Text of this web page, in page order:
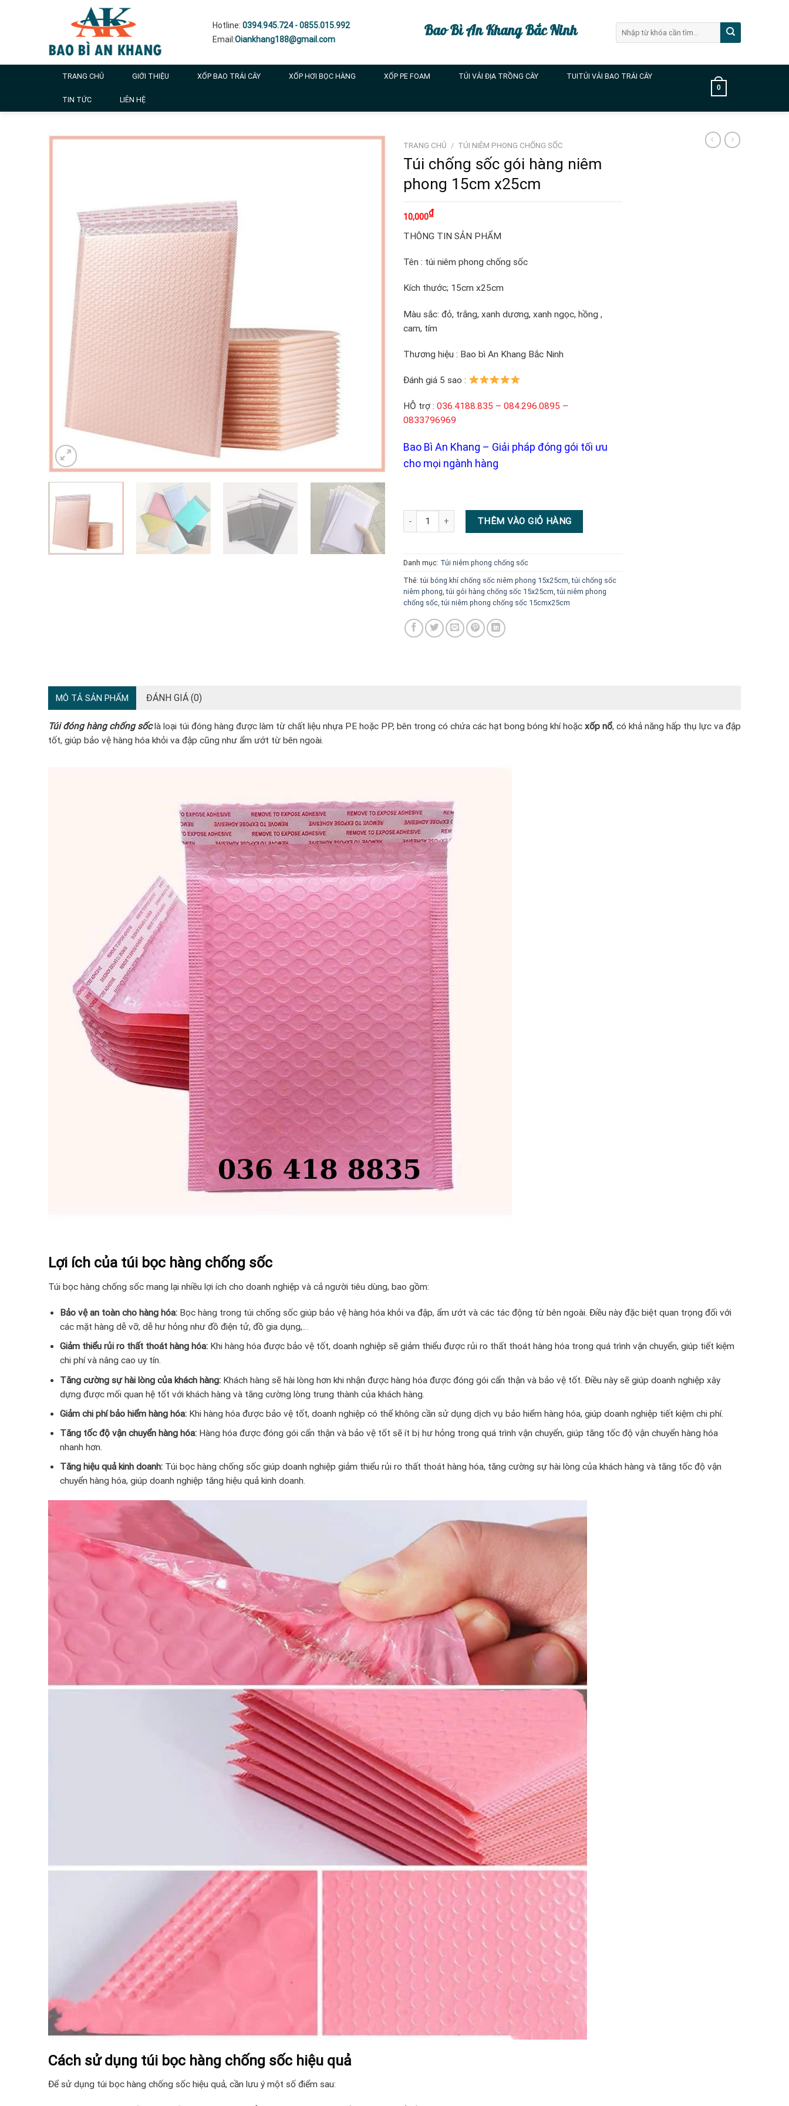
Hotline: 0394.945.724 - 0855.015.992
Email:Oiankhang188@gmail.com Bao Bì An Khang Bắc Ninh
kiếm:
TRANG CHỦ GIỚI THIỆU XỐP BAO TRÁI CÂY XỐP HƠI BỌC HÀNG XỐP PE FOAM TÚI VẢI ĐỊA TRỒNG CÂY TUITÚI VẢI BAO TRÁI CÂY
TIN TỨC LIÊN HỆ
0
TRANG CHỦ / TÚI NIÊM PHONG CHỐNG SỐC
Túi chống sốc gói hàng niêm
phong 15cm x25cm
10,000₫
THÔNG TIN SẢN PHẨM
Tên : túi niêm phong chống sốc
Kích thước; 15cm x25cm
Màu sắc: đỏ, trắng, xanh dương, xanh ngọc, hồng ,
cam, tím
Thương hiệu : Bao bì An Khang Bắc Ninh
Đánh giá 5 sao :
HỖ trợ : 036.4188.835 – 084.296.0895 –
0833796969
Bao Bì An Khang – Giải pháp đóng gói tối ưu
cho mọi ngành hàng
Túi chống sốc gói hàng niêm phong 15cm x25cm số lượng
THÊM VÀO GIỎ HÀNG
Danh mục: Túi niêm phong chống sốc
Thẻ:túi bóng khí chống sốc niêm phong 15x25cm,túi chống sốc
niêm phong,túi gói hàng chống sốc 15x25cm,túi niêm phong
chống sốc,túi niêm phong chống sốc 15cmx25cm
MÔ TẢ SẢN PHẨM ĐÁNH GIÁ (0)
Túi đóng hàng chống sốclà loại túi đóng hàng được làm từ chất liệu nhựa PE hoặc PP, bên trong có chứa các hạt bong bóng khí hoặc xốp nổ, có khả năng hấp thụ lực va đập
tốt, giúp bảo vệ hàng hóa khỏi va đập cũng như ẩm ướt từ bên ngoài.
Lợi ích của túi bọc hàng chống sốc
Túi bọc hàng chống sốc mang lại nhiều lợi ích cho doanh nghiệp và cả người tiêu dùng, bao gồm:
Bảo vệ an toàn cho hàng hóa: Bọc hàng trong túi chống sốc giúp bảo vệ hàng hóa khỏi va đập, ẩm ướt và các tác động từ bên ngoài. Điều này đặc biệt quan trọng đối với
các mặt hàng dễ vỡ, dễ hư hỏng như đồ điện tử, đồ gia dụng,…
Giảm thiểu rủi ro thất thoát hàng hóa: Khi hàng hóa được bảo vệ tốt, doanh nghiệp sẽ giảm thiểu được rủi ro thất thoát hàng hóa trong quá trình vận chuyển, giúp tiết kiệm
chi phí và nâng cao uy tín.
Tăng cường sự hài lòng của khách hàng: Khách hàng sẽ hài lòng hơn khi nhận được hàng hóa được đóng gói cẩn thận và bảo vệ tốt. Điều này sẽ giúp doanh nghiệp xây
dựng được mối quan hệ tốt với khách hàng và tăng cường lòng trung thành của khách hàng.
Giảm chi phí bảo hiểm hàng hóa: Khi hàng hóa được bảo vệ tốt, doanh nghiệp có thể không cần sử dụng dịch vụ bảo hiểm hàng hóa, giúp doanh nghiệp tiết kiệm chi phí.
Tăng tốc độ vận chuyển hàng hóa: Hàng hóa được đóng gói cẩn thận và bảo vệ tốt sẽ ít bị hư hỏng trong quá trình vận chuyển, giúp tăng tốc độ vận chuyển hàng hóa
nhanh hơn.
Tăng hiệu quả kinh doanh: Túi bọc hàng chống sốc giúp doanh nghiệp giảm thiểu rủi ro thất thoát hàng hóa, tăng cường sự hài lòng của khách hàng và tăng tốc độ vận
chuyển hàng hóa, giúp doanh nghiệp tăng hiệu quả kinh doanh.
Cách sử dụng túi bọc hàng chống sốc hiệu quả
Để sử dụng túi bọc hàng chống sốc hiệu quả, cần lưu ý một số điểm sau: